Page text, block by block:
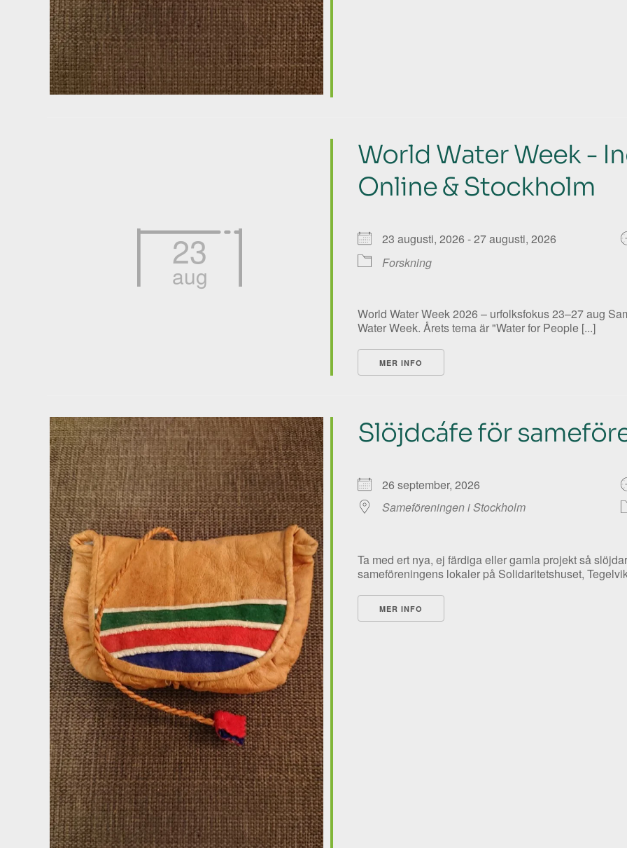
23
aug
World Water Week -
Online & Stockholm
23 augusti, 2026 - 27 augusti, 2026
Forskning
World Water Week 2026 – urfolksfokus 23–27 aug
Water Week. Årets tema är "Water for People [...]
MER INFO
Slöjdcáfe för
26 september, 2026
Sameföreningen i Stockholm
Ta med ert nya, ej färdiga eller gamla projekt så
sameföreningens lokaler på Solidaritetshuset,
MER INFO